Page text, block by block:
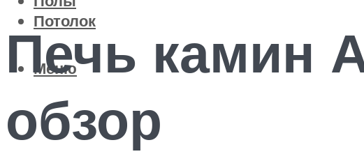
Потолок
Меню
Печь камин
обзор